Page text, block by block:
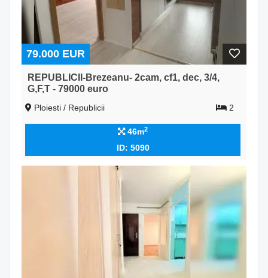
79.000 EUR
REPUBLICII-Brezeanu- 2cam, cf1, dec, 3/4,
G,F,T - 79000 euro
Ploiesti / Republicii 2
46m2
ID: 5090